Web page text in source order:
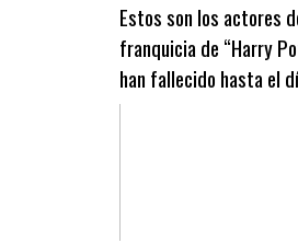
Estos son los actores
franquicia de “Harry
han fallecido hasta el